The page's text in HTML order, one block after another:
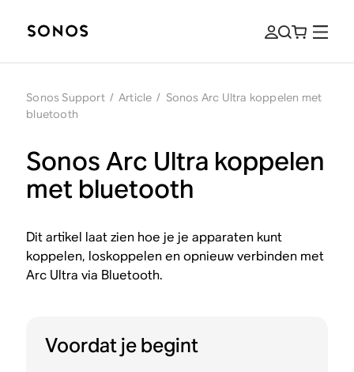
Sonos Support / Article / Sonos Arc Ultra koppelen met
bluetooth
Sonos Arc Ultra koppelen
met bluetooth
Dit artikel laat zien hoe je je apparaten kunt
koppelen, loskoppelen en opnieuw verbinden met
Arc Ultra via Bluetooth.
Voordat je begint